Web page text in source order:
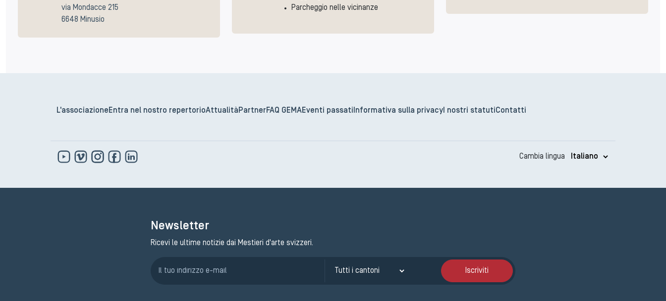
via Mondacce 215
6648 Minusio
Parcheggio nelle vicinanze
L'associazione Entra nel nostro repertorioAttualità Partner FAQ GEMAEventi passati Informativa sulla privacy I nostri statuti Contatti
Cambia lingua
Newsletter
Ricevi le ultime notizie dai Mestieri d'arte svizzeri.
Iscriviti